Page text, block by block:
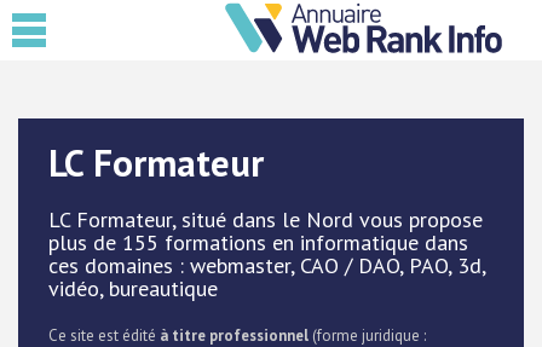
LC Formateur
LC Formateur, situé dans le Nord vous propose
plus de 155 formations en informatique dans
ces domaines : webmaster, CAO / DAO, PAO, 3d,
vidéo, bureautique
Ce site est édité à titre professionnel (forme juridique :